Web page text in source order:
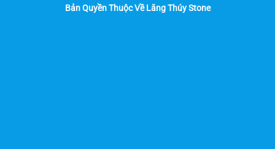
Bản Quyền Thuộc Về Lăng Thúy Stone